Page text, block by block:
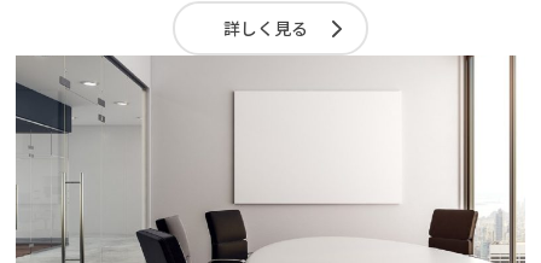
詳しく見る